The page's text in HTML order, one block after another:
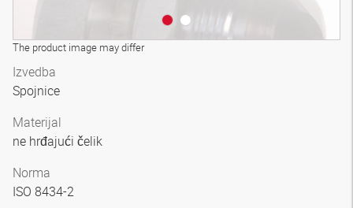
The product image may differ
Izvedba
Spojnice
Materijal
ne hrđajući čelik
Norma
ISO 8434-2